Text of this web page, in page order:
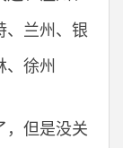
、兰州、银
、徐州
，但是没关